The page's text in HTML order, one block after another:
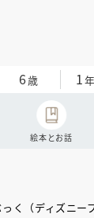
6歳 1
絵本とお話